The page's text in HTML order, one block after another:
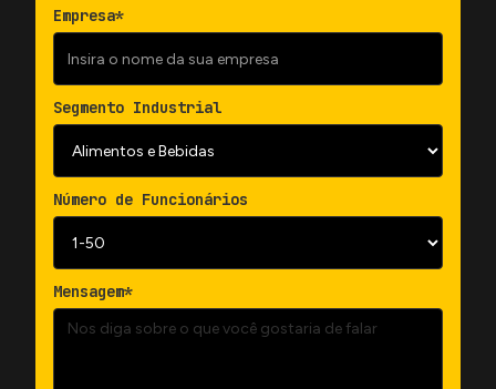
Empresa*
Segmento Industrial
Número de Funcionários
Mensagem*